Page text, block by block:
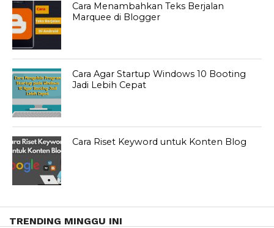
Cara Menambahkan Teks Berjalan
Marquee di Blogger
Cara Agar Startup Windows 10 Booting
Jadi Lebih Cepat
Cara Riset Keyword untuk Konten Blog
TRENDING MINGGU INI